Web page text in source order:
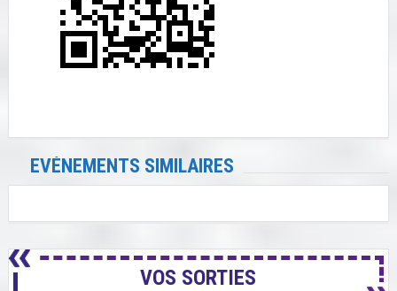
EVÉNEMENTS SIMILAIRES
VOS SORTIES